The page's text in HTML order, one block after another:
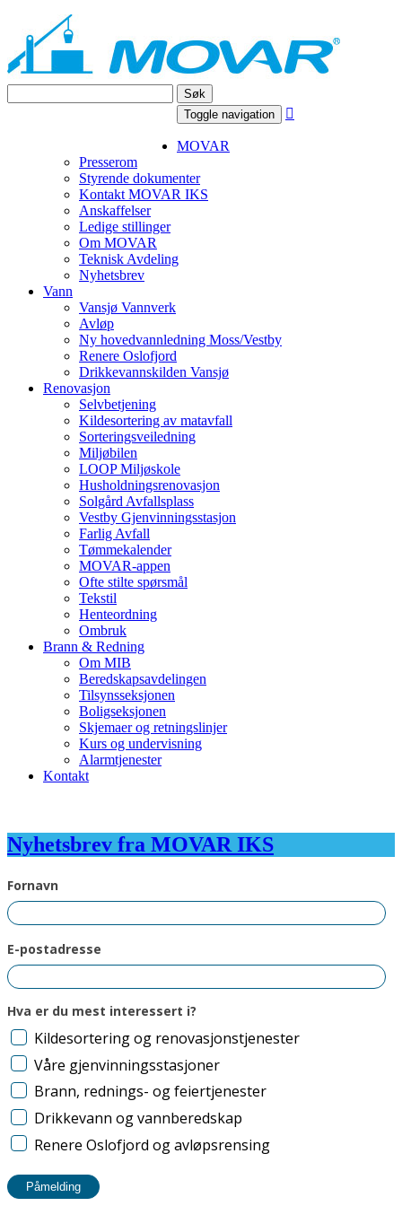
Søk
Toggle navigation

MOVAR
Presserom
Styrende dokumenter
Kontakt MOVAR IKS
Anskaffelser
Ledige stillinger
Om MOVAR
Teknisk Avdeling
Nyhetsbrev
Vann
Vansjø Vannverk
Avløp
Ny hovedvannledning Moss/Vestby
Renere Oslofjord
Drikkevannskilden Vansjø
Renovasjon
Selvbetjening
Kildesortering av matavfall
Sorteringsveiledning
Miljøbilen
LOOP Miljøskole
Husholdningsrenovasjon
Solgård Avfallsplass
Vestby Gjenvinningsstasjon
Farlig Avfall
Tømmekalender
MOVAR-appen
Ofte stilte spørsmål
Tekstil
Henteordning
Ombruk
Brann & Redning
Om MIB
Beredskapsavdelingen
Tilsynsseksjonen
Boligseksjonen
Skjemaer og retningslinjer
Kurs og undervisning
Alarmtjenester
Kontakt
Nyhetsbrev fra MOVAR IKS
Fornavn
E-postadresse
Hva er du mest interessert i?
Kildesortering og renovasjonstjenester
Våre gjenvinningsstasjoner
Brann, rednings- og feiertjenester
Drikkevann og vannberedskap
Renere Oslofjord og avløpsrensing